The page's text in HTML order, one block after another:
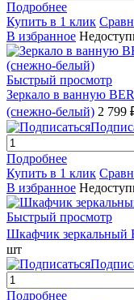
Подробнее
Купить в 1 клик
В избранное
Быстрый просмотр
Зеркало в ванную
(снежно-белый) 2 799
Подробнее
Купить в 1 клик
В избранное
Быстрый просмотр
Шкафчик зеркальный
шт
Подробнее